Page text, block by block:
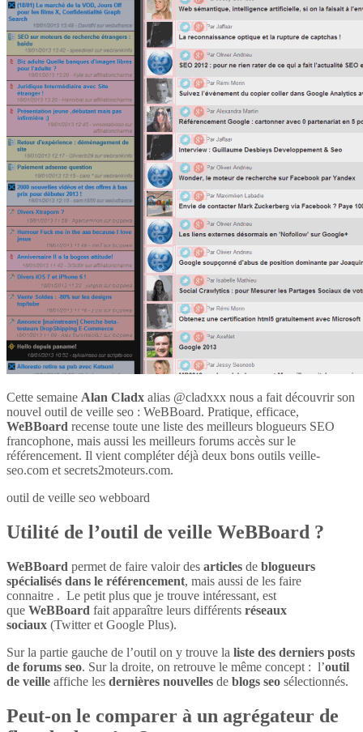
Cette semaine Alan Cladx alias @cladxxx nous a fait découvrir son
nouvel outil de veille seo : WeBBoard. Pratique, efficace,
WeBBoard recense toute une liste des meilleurs blogueurs SEO
francophone, mais aussi les meilleurs forums accès sur le
référencement. Il vient compléter déjà deux bons outils veille-
seo.com et secrets2moteurs.com.
outil de veille seo webboard
Utilité de l’outil de veille WeBBoard ?
WeBBoard permet de faire valoir des articles de blogueurs
spécialisés dans le référencement, mais aussi de les faire
connaitre . Le petit plus que je trouve intéressant, est
que WeBBoard fait apparaître leurs différents réseaux
sociaux (Twitter et Google Plus).
Sur la partie gauche de l’outil on y trouve la liste des derniers posts
de forums seo. Sur la droite, on retrouve le même concept : l’outil
de veille affiche les dernières nouvelles de blogs seo sélectionnés.
Peut-on le comparer à un agrégateur de